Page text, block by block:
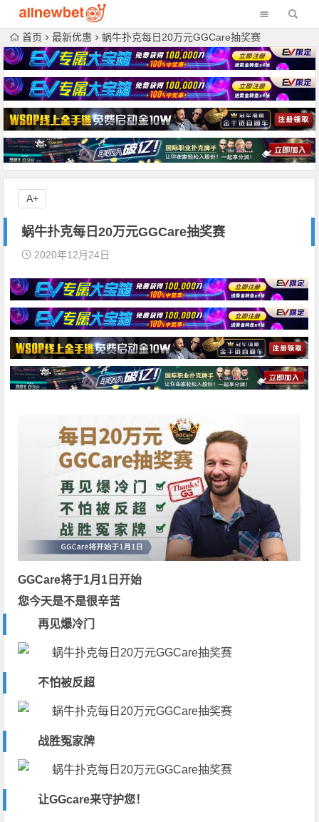
首页 最新优惠 蜗牛扑克每日20万元GGCare抽奖赛
蜗牛扑克每日20万元GGCare抽奖赛
2020年12月24日
GGCare将于1月1日开始
您今天是不是很辛苦
再见爆冷门
不怕被反超
战胜冤家牌
让GGcare来守护您！
A+